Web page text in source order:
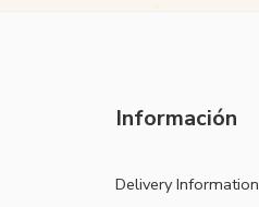
Información
Delivery Information